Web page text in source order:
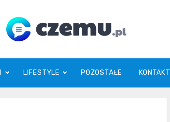
czemu.pl
LIFESTYLE POZOSTAŁE KONTAKT